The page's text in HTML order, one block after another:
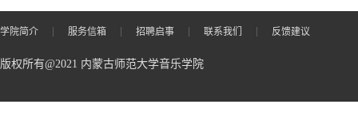
学院简介 服务信箱 招聘启事 联系我们 反馈建议
版权所有@2021 内蒙古师范大学音乐学院